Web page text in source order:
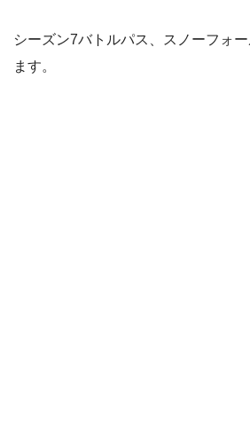
シーズン7バトルパス、スノーフォ
ます。